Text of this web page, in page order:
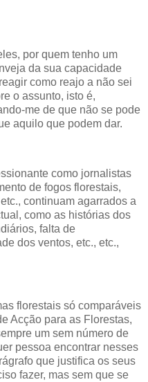
por quem tenho um
da sua capacidade
como reajo a não sei
o assunto, isto é,
me de que não se pode
aquilo que podem dar.
como jornalistas
de fogos florestais,
continuam agarrados a
como as histórias dos
falta de
dos ventos, etc., etc.,
florestais só comparáveis
Acção para as Florestas,
um sem número de
pessoa encontrar nesses
que justifica os seus
fazer, mas sem que se